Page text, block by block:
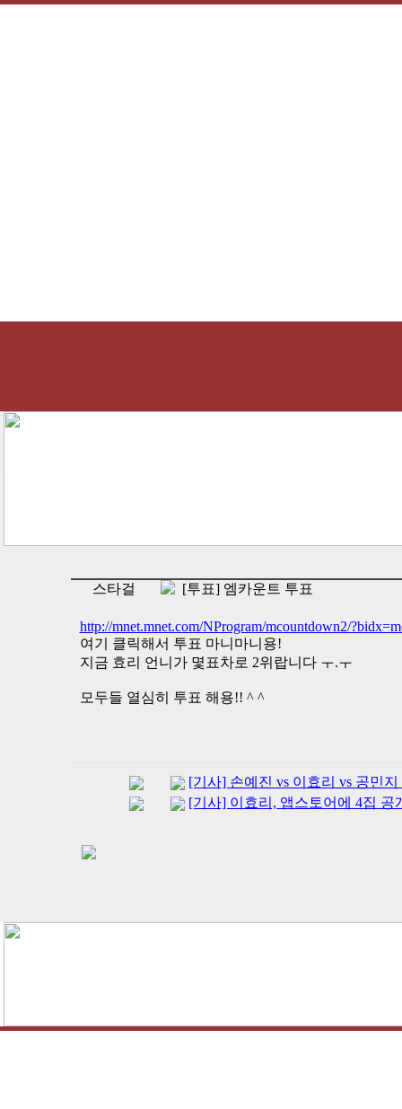
스타걸 [투표] 엠카운트 투표
http://mnet.mnet.com/NProgram/mcountdown2/
여기 클릭해서 투표 마니마니용!
지금 효리 언니가 몇표차로 2위랍니다 ㅜ.ㅜ
모두들 열심히 투표 해용!! ^ ^
[기사] 손예진 vs 이효리 vs 공민
[기사] 이효리, 앱스토어에 4집 공